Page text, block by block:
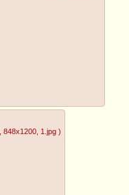
, 848x1200 , 1.jpg )